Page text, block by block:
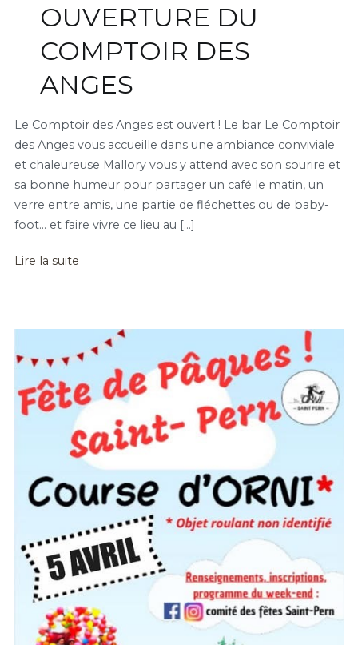
OUVERTURE DU
COMPTOIR DES
ANGES
Le Comptoir des Anges est ouvert ! Le bar Le Comptoir
des Anges vous accueille dans une ambiance conviviale
et chaleureuse Mallory vous y attend avec son sourire et
sa bonne humeur pour partager un café le matin, un
verre entre amis, une partie de fléchettes ou de baby-
foot… et faire vivre ce lieu au […]
Lire la suite